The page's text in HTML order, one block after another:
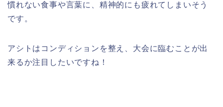
慣れない食事や言葉に、精神的にも疲れてしまいそう
です。
アシトはコンディションを整え、大会に臨むことが出
来るか注目したいですね！